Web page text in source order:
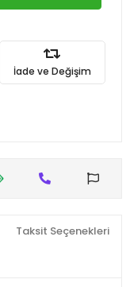
İade ve Değişim
Taksit Seçenekleri